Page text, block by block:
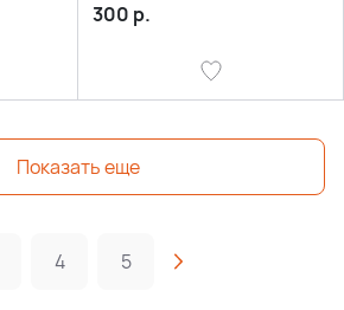
300 р.
Показать еще
4 5